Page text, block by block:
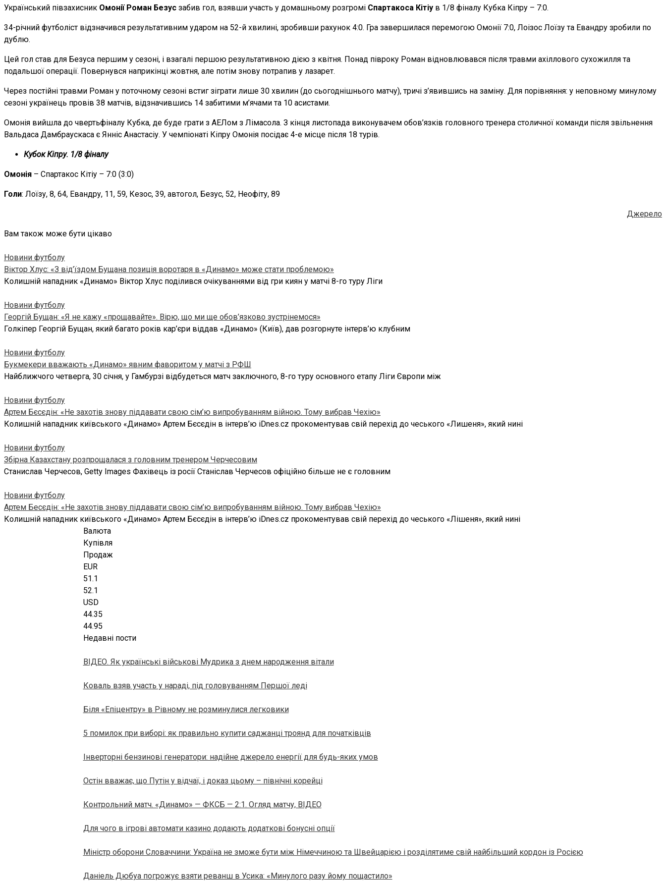
Український півзахисник Омонії Роман Безус забив гол, взявши участь у домашньому розгромі Спартакоса Кітіу в 1/8 фіналу Кубка Кіпру – 7:0.
34-річний футболіст відзначився результативним ударом на 52-й хвилині, зробивши рахунок 4:0. Гра завершилася перемогою Омонії 7:0, Лоізос Лоїзу та Евандру зробили по
дублю.
Цей гол став для Безуса першим у сезоні, і взагалі першою результативною дією з квітня. Понад півроку Роман відновлювався після травми ахіллового сухожилля та
подальшої операції. Повернувся наприкінці жовтня, але потім знову потрапив у лазарет.
Через постійні травми Роман у поточному сезоні встиг зіграти лише 30 хвилин (до сьогоднішнього матчу), тричі з’явившись на заміну. Для порівняння: у неповному минулому
сезоні українець провів 38 матчів, відзначившись 14 забитими м’ячами та 10 асистами.
Омонія вийшла до чвертьфіналу Кубка, де буде грати з АЕЛом з Лімасола. З кінця листопада виконувачем обов’язків головного тренера столичної команди після звільнення
Вальдаса Дамбраускаса є Янніс Анастасіу. У чемпіонаті Кіпру Омонія посідає 4-е місце після 18 турів.
Кубок Кіпру. 1/8 фіналу
Омонія – Спартакос Кітіу – 7:0 (3:0)
Голи: Лоїзу, 8, 64, Евандру, 11, 59, Кезос, 39, автогол, Безус, 52, Неофіту, 89
Джерело
Вам також може бути цікаво
Новини футболу
Віктор Хлус: «З від’їздом Бущана позиція воротаря в «Динамо» може стати проблемою»
Колишній нападник «Динамо» Віктор Хлус поділився очікуваннями від гри киян у матчі 8-го туру Ліги
Новини футболу
Георгій Бущан: «Я не кажу «прощавайте». Вірю, що ми ще обов’язково зустрінемося»
Голкіпер Георгій Бущан, який багато років кар’єри віддав «Динамо» (Київ), дав розгорнуте інтерв’ю клубним
Новини футболу
Букмекери вважають «Динамо» явним фаворитом у матчі з РФШ
Найближчого четверга, 30 січня, у Гамбурзі відбудеться матч заключного, 8-го туру основного етапу Ліги Європи між
Новини футболу
Артем Бєсєдін: «Не захотів знову піддавати свою сім’ю випробуванням війною. Тому вибрав Чехію»
Колишній нападник київського «Динамо» Артем Бєсєдін в інтерв’ю iDnes.cz прокоментував свій перехід до чеського «Лишеня», який нині
Новини футболу
Збірна Казахстану розпрощалася з головним тренером Черчесовим
Станислав Черчесов, Getty Images Фахівець із росії Станіслав Черчесов офіційно більше не є головним
Новини футболу
Артем Бесєдін: «Не захотів знову піддавати свою сім’ю випробуванням війною. Тому вибрав Чехію»
Колишній нападник київського «Динамо» Артем Бєсєдін в інтерв’ю iDnes.cz прокоментував свій перехід до чеського «Лішеня», який нині
Валюта
Купівля
Продаж
EUR
51.1
52.1
USD
44.35
44.95
Недавні пости
ВІДЕО. Як українські військові Мудрика з днем народження вітали
Коваль взяв участь у нараді, під головуванням Першої леді
Біля «Епіцентру» в Рівному не розминулися легковики
5 помилок при виборі: як правильно купити саджанці троянд для початківців
Інверторні бензинові генератори: надійне джерело енергії для будь-яких умов
Остін вважає, що Путін у відчаї, і доказ цьому – північні корейці
Контрольний матч. «Динамо» — ФКСБ — 2:1. Огляд матчу, ВІДЕО
Для чого в ігрові автомати казино додають додаткові бонусні опції
Міністр оборони Словаччини: ​​Україна не зможе бути між Німеччиною та Швейцарією і розділятиме свій найбільший кордон із Росією
Даніель Дюбуа погрожує взяти реванш в Усика: «Минулого разу йому пощастило»